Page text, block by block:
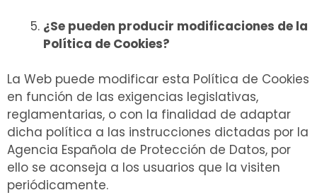
¿Se pueden producir modificaciones de la
Política de Cookies?
La Web puede modificar esta Política de Cookies
en función de las exigencias legislativas,
reglamentarias, o con la finalidad de adaptar
dicha política a las instrucciones dictadas por la
Agencia Española de Protección de Datos, por
ello se aconseja a los usuarios que la visiten
periódicamente.